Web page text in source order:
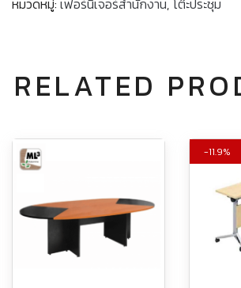
หมวดหมู่: เฟอร์นิเจอร์สำนักงาน, โต๊ะประชุม
RELATED
11.9%